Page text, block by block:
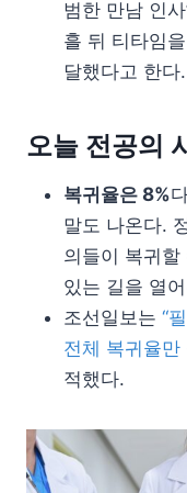
범한 만남 인
흘 뒤 티타임
달했다고 한다.
오늘 전공의
복귀율은 8%
말도 나온다.
의들이 복귀
있는 길을 열
조선일보는 “
전체 복귀율
적했다.